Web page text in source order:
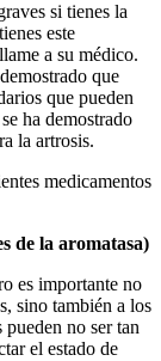
si tienes la
este
a su médico.
que
que pueden
ha demostrado
la artrosis.
medicamentos
de la aromatasa)
es importante no
sino también a los
no ser tan
el estado de